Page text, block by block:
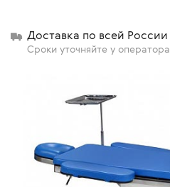
Доставка по всей России
Сроки уточняйте у оператора